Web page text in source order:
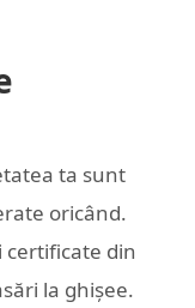
ta sunt
oricând.
certificate din
la ghișee.